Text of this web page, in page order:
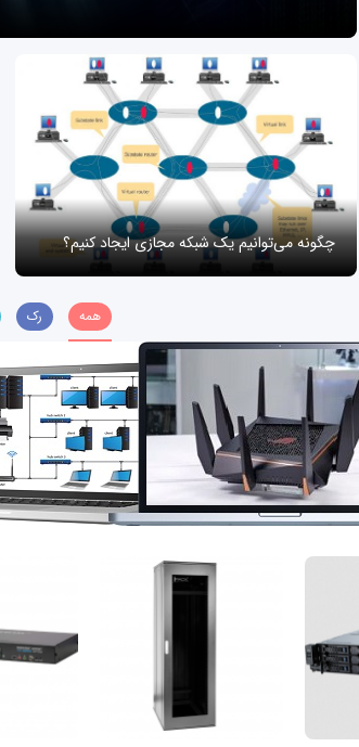
چگونه می‌توانیم یک شبکه مجازی ایجاد کنیم؟
همه رک